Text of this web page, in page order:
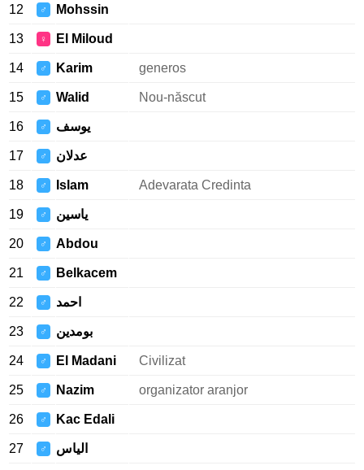
12 ♂ Mohssin
13 ♀ El Miloud
14 ♂ Karim generos
15 ♂ Walid Nou-născut
16 ♂ يوسف
17 ♂ عدلان
18 ♂ Islam Adevarata Credinta
19 ♂ ياسين
20 ♂ Abdou
21 ♂ Belkacem
22 ♂ احمد
23 ♂ بومدين
24 ♂ El Madani Civilizat
25 ♂ Nazim organizator aranjor
26 ♂ Kac Edali
27 ♂ الياس